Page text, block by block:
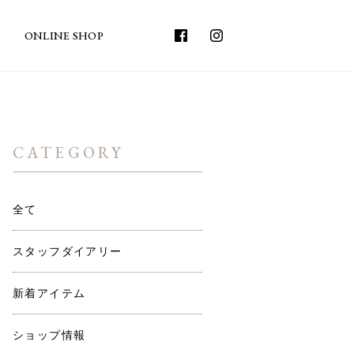
ONLINE SHOP
CATEGORY
全て
スタッフダイアリー
新着アイテム
ショップ情報